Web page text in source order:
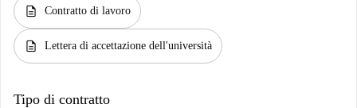
description Contratto di lavoro
description Lettera di accettazione dell'università
Tipo di contratto